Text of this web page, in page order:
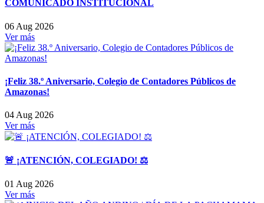
COMUNICADO INSTITUCIONAL
06 Aug 2026
Ver más
¡Feliz 38.º Aniversario, Colegio de Contadores Públicos de
Amazonas!
04 Aug 2026
Ver más
🚨 ¡ATENCIÓN, COLEGIADO! ⚖️
01 Aug 2026
Ver más